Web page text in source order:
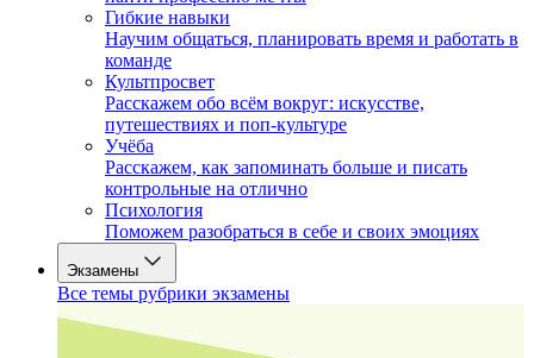
Гибкие навыки
Научим общаться, планировать время и работать в
команде
Культпросвет
Расскажем обо всём вокруг: искусстве,
путешествиях и поп-культуре
Учёба
Расскажем, как запоминать больше и писать
контрольные на отлично
Психология
Поможем разобраться в себе и своих эмоциях
Экзамены
Все темы рубрики экзамены